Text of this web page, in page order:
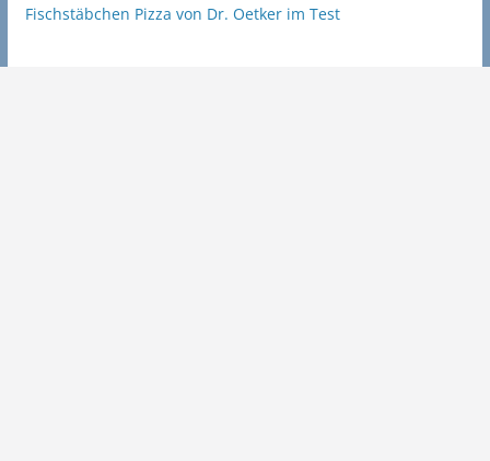
Fischstäbchen Pizza von Dr. Oetker im Test